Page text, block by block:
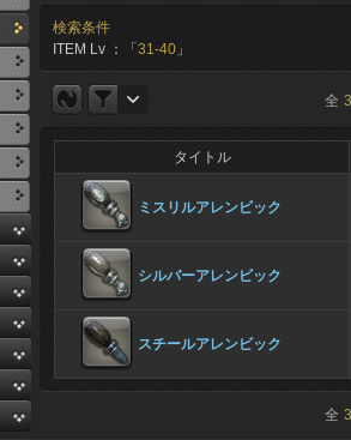
検索条件
ITEM Lv ：「 31-40 」
全 3
タイトル
ミスリルアレンビック
シルバーアレンビック
スチールアレンビック
全 3